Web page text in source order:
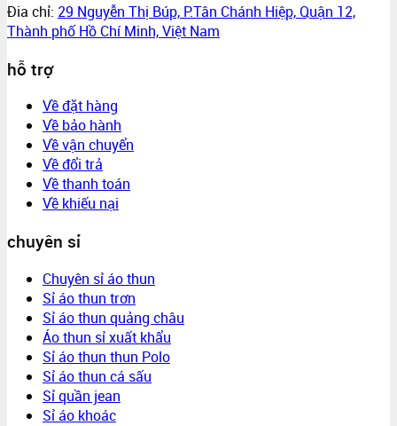
Đia chỉ: 29 Nguyễn Thị Búp, P.Tân Chánh Hiệp, Quận 12,
Thành phố Hồ Chí Minh, Việt Nam
hỗ trợ
Về đặt hàng
Về bảo hành
Về vận chuyển
Về đổi trả
Về thanh toán
Về khiếu nại
chuyên sỉ
Chuyên sỉ áo thun
Sỉ áo thun trơn
Sỉ áo thun quảng châu
Áo thun sỉ xuất khẩu
Sỉ áo thun thun Polo
Sỉ áo thun cá sấu
Sỉ quần jean
Sỉ áo khoác